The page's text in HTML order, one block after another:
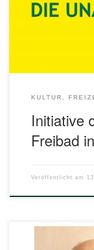
Bonn in der
Freizeit und Sport
2020 beantragt,
KULTUR,
Initiative
Freibad
Veröffentlicht am